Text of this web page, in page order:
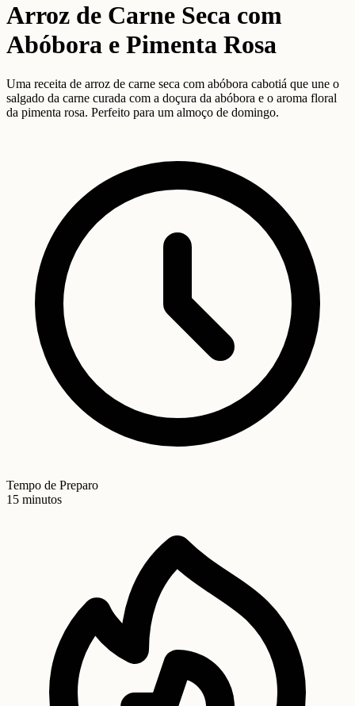
Arroz de Carne Seca com
Abóbora e Pimenta Rosa
Uma receita de arroz de carne seca com abóbora cabotiá que une o
salgado da carne curada com a doçura da abóbora e o aroma floral
da pimenta rosa. Perfeito para um almoço de domingo.
Tempo de Preparo
15 minutos